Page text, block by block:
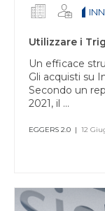
Utilizzare i
Un efficace
Gli acquisti su
Secondo un
2021, il ...
EGGERS 2.0 | 12